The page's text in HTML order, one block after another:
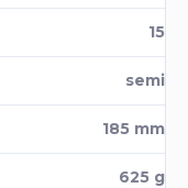
15
semi
185 mm
625 g